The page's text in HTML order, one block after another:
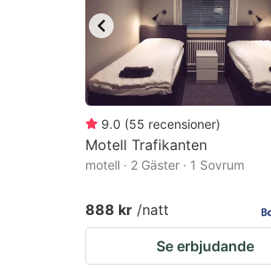
9.0 (55 recensioner)
Motell Trafikanten
motell · 2 Gäster · 1 Sovrum
888 kr /natt
Se erbjudande